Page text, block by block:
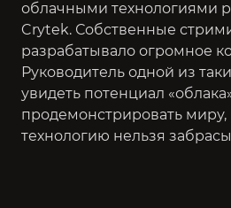
облачными технологиями
Crytek. Собственные
разрабатывало огромное
Руководитель одной из
увидеть потенциал
продемонстрировать
технологию нельзя